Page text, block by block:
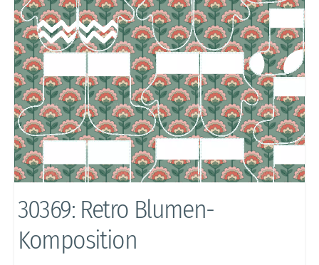
30369: Retro Blumen-
Komposition